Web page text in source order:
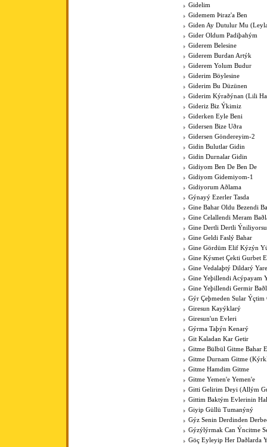
Gidelim
Gidemem Þiraz'a Ben
Giden Ay Dutulur Mu
Gider Oldum Padiþahým
Giderem Belesine
Giderem Burdan Artýk
Giderem Yolum Budur
Giderim Böylesine
Giderim Bu Düzünen
Giderim Kýraðýnan (Lili
Gideriz Biz Ýkimiz
Giderken Eyle Beni
Gidersen Bize Uðra
Gidersen Göndereyim-2
Gidin Bulutlar Gidin
Gidin Durnalar Gidin
Gidiyom Ben De Ben De
Gidiyom Gidemiyom-1
Gidiyorum Aðlama
Gýnayý Ezerler Tasda
Gine Bahar Oldu Bezendi
Gine Celallendi Meram
Gine Dertli Dertli
Gine Geldi Faslý Bahar
Gine Gördüm Elif Kýzýn
Gine Kýsmet Çekti Gurbet
Gine Vedalaþtý Dildarý
Gine Yeþillendi Acýpayam
Gine Yeþillendi Germir
Gýr Çeþmeden Sular Ýçtim
Giresun Kayýklarý
Giresun'un Evleri
Gýrma Taþýn Kenarý
Git Kaladan Kar Getir
Gitme Bülbül Gitme Bahar
Gitme Durnam Gitme
Gitme Hamdim Gitme
Gitme Yemen'e Yemen'e
Gitti Gelirim Deyi (Allým
Gittim Baktým Evlerinin
Giyip Güllü Tumanýný
Gýz Senin Derdinden
Gýzýlýrmak Can Ýncitme
Göç Eyleyip Her Daðlarda